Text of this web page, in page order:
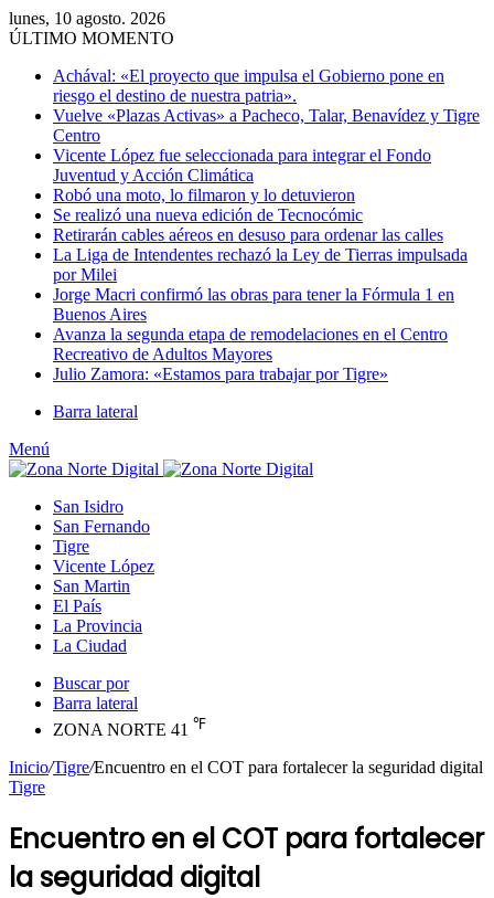
lunes, 10 agosto. 2026
ÚLTIMO MOMENTO
Achával: «El proyecto que impulsa el Gobierno pone en
riesgo el destino de nuestra patria».
Vuelve «Plazas Activas» a Pacheco, Talar, Benavídez y Tigre
Centro
Vicente López fue seleccionada para integrar el Fondo
Juventud y Acción Climática
Robó una moto, lo filmaron y lo detuvieron
Se realizó una nueva edición de Tecnocómic
Retirarán cables aéreos en desuso para ordenar las calles
La Liga de Intendentes rechazó la Ley de Tierras impulsada
por Milei
Jorge Macri confirmó las obras para tener la Fórmula 1 en
Buenos Aires
Avanza la segunda etapa de remodelaciones en el Centro
Recreativo de Adultos Mayores
Julio Zamora: «Estamos para trabajar por Tigre»
Barra lateral
Menú
San Isidro
San Fernando
Tigre
Vicente López
San Martin
El País
La Provincia
La Ciudad
Buscar por
Barra lateral
ZONA NORTE 41 ℉
Inicio/Tigre/Encuentro en el COT para fortalecer la seguridad digital
Tigre
Encuentro en el COT para fortalecer
la seguridad digital